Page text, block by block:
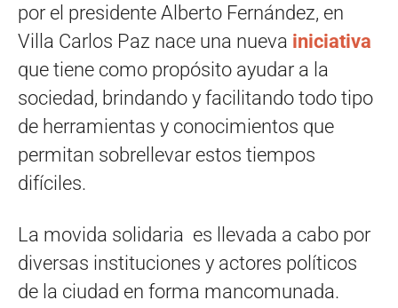
por el presidente Alberto Fernández, en
Villa Carlos Paz nace una nueva iniciativa
que tiene como propósito ayudar a la
sociedad, brindando y facilitando todo tipo
de herramientas y conocimientos que
permitan sobrellevar estos tiempos
difíciles.
La movida solidaria es llevada a cabo por
diversas instituciones y actores políticos
de la ciudad en forma mancomunada.